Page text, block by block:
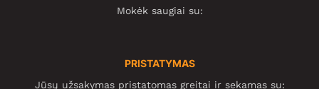
Mokėk saugiai su:
PRISTATYMAS
Jūsų užsakymas pristatomas greitai ir sekamas su: